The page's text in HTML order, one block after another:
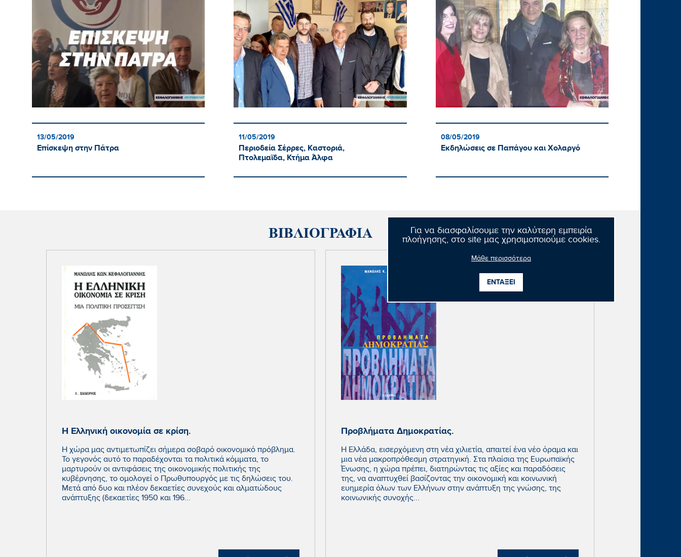
Για να διασφαλίσουμε την καλύτερη εμπειρία
πλοήγησης, στο site μας χρησιμοποιούμε cookies.
Μάθε περισσότερα
ΕΝΤΑΞΕΙ
13/05/2019
Επίσκεψη στην Πάτρα
11/05/2019
Περιοδεία Σέρρες, Καστοριά,
Πτολεμαϊδα, Κτήμα Άλφα
08/05/2019
Εκδηλώσεις σε Παπάγου και Χολαργό
ΒΙΒΛΙΟΓΡΑΦΙΑ
Η Ελληνική οικονομία σε κρίση.
Η χώρα μας αντιμετωπίζει σήμερα σοβαρό οικονομικό πρόβλημα.
Το γεγονός αυτό το παραδέχονται τα πολιτικά κόμματα, το
μαρτυρούν οι αντιφάσεις της οικονομικής πολιτικής της
κυβέρνησης, το ομολογεί ο Πρωθυπουργός με τις δηλώσεις του.
Μετά από δυο και πλέον δεκαετίες συνεχούς και αλματώδους
ανάπτυξης (δεκαετίες 1950 και 196...
Προβλήματα Δημοκρατίας.
Η Ελλάδα, εισερχόμενη στη νέα χιλιετία, απαιτεί ένα νέο όραμα και
μια νέα μακροπρόθεσμη στρατηγική. Στα πλαίσια της Ευρωπαϊκής
Ένωσης, η χώρα πρέπει, διατηρώντας τις αξίες και παραδόσεις
της, να αναπτυχθεί βασίζοντας την οικονομική και κοινωνική
ευημερία όλων των Ελλήνων στην ανάπτυξη της γνώσης, της
κοινωνικής συνοχής...